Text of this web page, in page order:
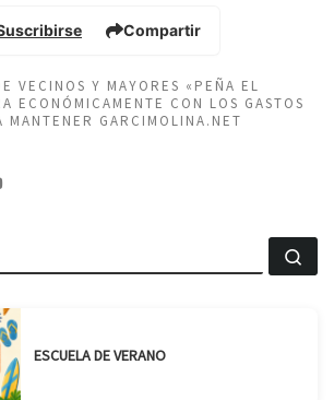
Compartir
VECINOS Y MAYORES «PEÑA EL
ECONÓMICAMENTE CON LOS GASTOS
MANTENER GARCIMOLINA.NET
ESCUELA DE VERANO